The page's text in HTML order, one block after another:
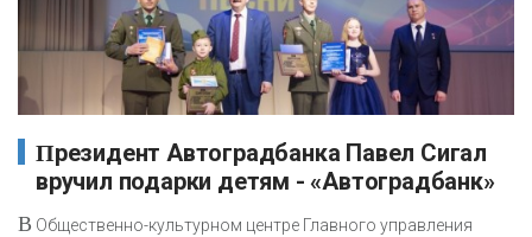
Президент Автоградбанка Павел Сигал
вручил подарки детям - «Автоградбанк»
В Общественно-культурном центре Главного управления